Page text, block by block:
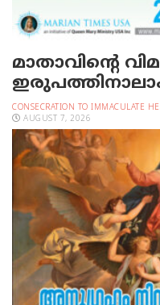
മാതാവിന്റെ
CONSECRATION TO IMMACULATE
AUGUST 7, 2026